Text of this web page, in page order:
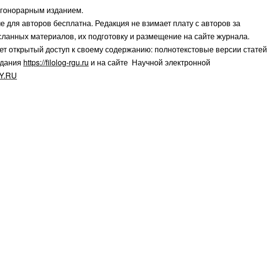
изданием.
для авторов бесплатна. Редакция не взимает плату с авторов за
материалов, их подготовку и размещение на сайте журнала.
открытый доступ к своему содержанию: полнотекстовые версии статей
https://filolog-rgu.ru и на сайте Научной электронной